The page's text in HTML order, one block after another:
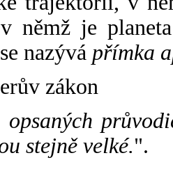
němž je
nazývá přímka
zákon
opsaných
stejně velké.".